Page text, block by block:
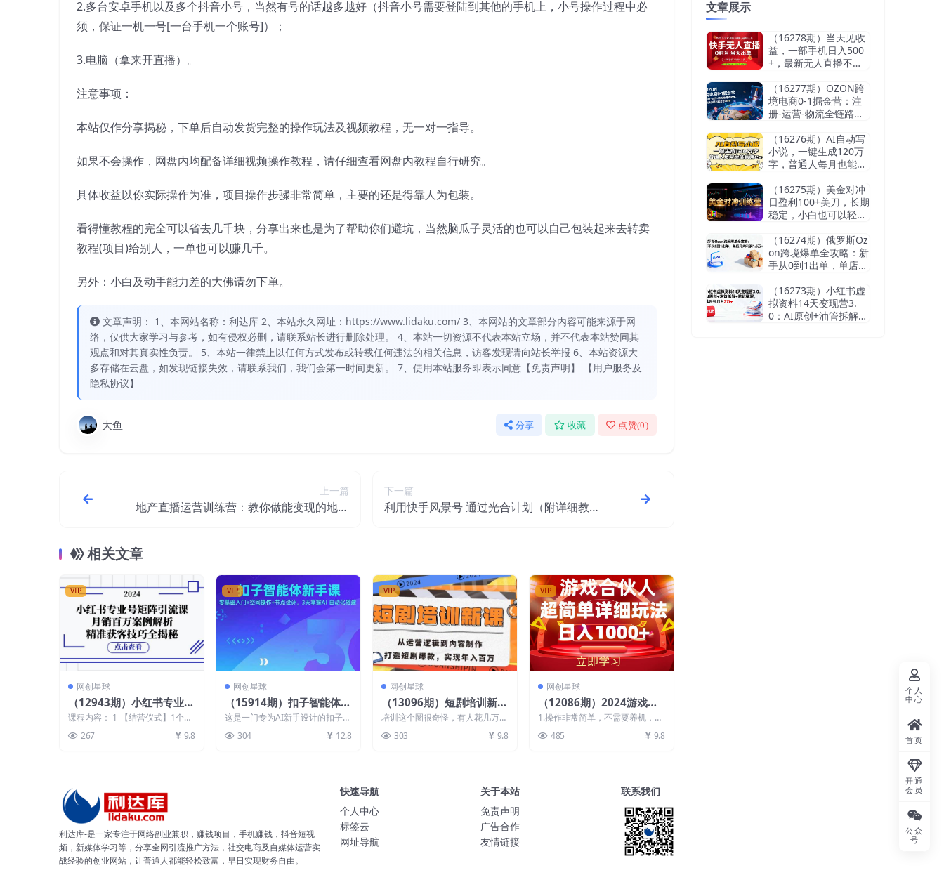
2.多台安卓手机以及多个抖音小号，当然有号的话越多越好（抖音小号需要登陆到其他的手机上，小号操作过程中必
须，保证一机一号[一台手机一个账号]）；
3.电脑（拿来开直播）。
注意事项：
本站仅作分享揭秘，下单后自动发货完整的操作玩法及视频教程，无一对一指导。
如果不会操作，网盘内均配备详细视频操作教程，请仔细查看网盘内教程自行研究。
具体收益以你实际操作为准，项目操作步骤非常简单，主要的还是得靠人为包装。
看得懂教程的完全可以省去几千块，分享出来也是为了帮助你们避坑，当然脑瓜子灵活的也可以自己包装起来去转卖
教程(项目)给别人，一单也可以赚几千。
另外：小白及动手能力差的大佛请勿下单。
文章声明： 1、本网站名称：利达库 2、本站永久网址：https://www.lidaku.com/ 3、本网站的文章部分内容可能来源于网
络，仅供大家学习与参考，如有侵权必删，请联系站长进行删除处理。 4、本站一切资源不代表本站立场，并不代表本站赞同其
观点和对其真实性负责。 5、本站一律禁止以任何方式发布或转载任何违法的相关信息，访客发现请向站长举报 6、本站资源大
多存储在云盘，如发现链接失效，请联系我们，我们会第一时间更新。 7、使用本站服务即表示同意【免责声明】 【用户服务及
隐私协议】
大鱼 分享 收藏 点赞(0)
上一篇
地产直播运营训练营：教你做能变现的地产
下一篇
利用快手风景号 通过光合计划（附详细教程
相关文章
VIP
网创星球
（12943期）小红书专业号
矩阵引流课，月销百万案例
解析，精准获客技巧全揭秘
课程内容： 1-【结营仪式】1个专
2-第2课...
267 9.8
VIP
网创星球
（15914期）扣子智能体新
手课，零基础入门+空间操
作+节点设计，3天掌握AI
自动化搭建
这是一门专为AI新手设计的扣子智
从零开始讲...
304 12.8
VIP
网创星球
（13096期）短剧培训新
课：从运营逻辑到内容制
作，打造短剧爆款，实现年
入百万
培训这个圈很奇怪，有人花几万学
千，就学了剪辑，其实真...
303 9.8
VIP
网创星球
（12086期）2024游戏合
伙人暴利详细讲解
1.操作非常简单，不需要养机，直
群，有手机就行 ...
485 9.8
文章展示
（16278期）当天见收
益，一部手机日入500
+，最新无人直播不违
（16277期）OZON跨
境电商0-1掘金营：注
册-运营-物流全链路体
收8w
（16276期）AI自动写
小说，一键生成120万
字，普通人每月也能躺
（16275期）美金对冲
日盈利100+美刀，长期
稳定，小白也可以轻松
（16274期）俄罗斯Oz
on跨境爆单全攻略：新
手从0到1出单，单店月
（16273期）小红书虚
拟资料14天变现营3.
0：AI原创+油管拆解
利达库-是一家专注于网络副业兼职，赚钱项目，手机赚钱，抖音短视
频，新媒体学习等，分享全网引流推广方法，社交电商及自媒体运营实
战经验的创业网站，让普通人都能轻松致富，早日实现财务自由。
快速导航
个人中心
标签云
网址导航
关于本站
免责声明
广告合作
友情链接
联系我们
个人
中心
首页
开通
会员
公众
号